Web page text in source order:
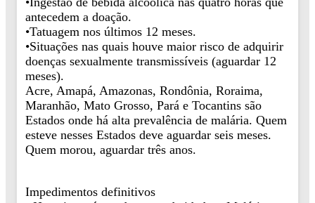
antecedem a doação.
•Tatuagem nos últimos 12 meses.
•Situações nas quais houve maior risco de adquirir
doenças sexualmente transmissíveis (aguardar 12
meses).
Acre, Amapá, Amazonas, Rondônia, Roraima,
Maranhão, Mato Grosso, Pará e Tocantins são
Estados onde há alta prevalência de malária. Quem
esteve nesses Estados deve aguardar seis meses.
Quem morou, aguardar três anos.
Impedimentos definitivos